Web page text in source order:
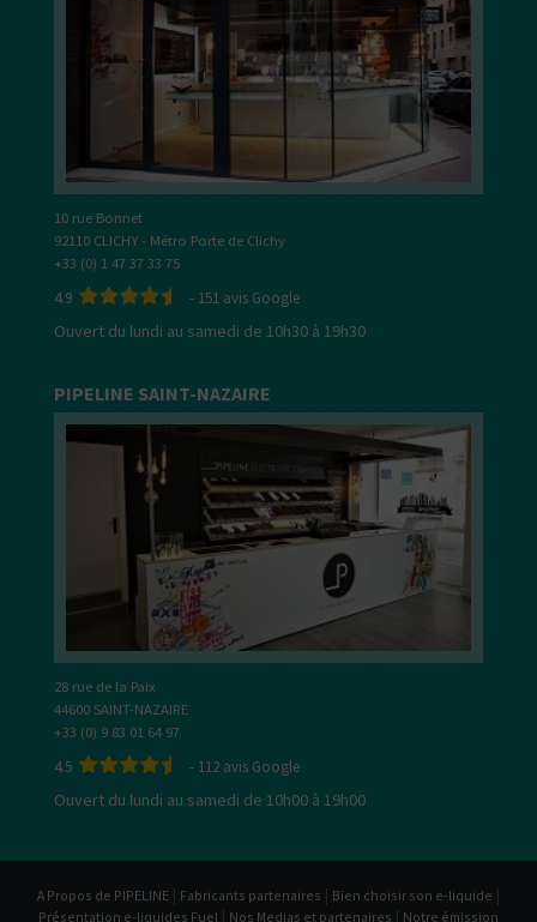
10 rue Bonnet
92110 CLICHY - Métro Porte de Clichy
+33 (0) 1 47 37 33 75
4.9 - 151 avis Google
Ouvert du lundi au samedi de 10h30 à 19h30
PIPELINE SAINT-NAZAIRE
28 rue de la Paix
44600 SAINT-NAZAIRE
+33 (0) 9 83 01 64 97
4.5 - 112 avis Google
Ouvert du lundi au samedi de 10h00 à 19h00
A Propos de PIPELINE | Fabricants partenaires | Bien choisir son e-liquide |
Présentation e-liquides Fuel | Nos Medias et partenaires | Notre émission